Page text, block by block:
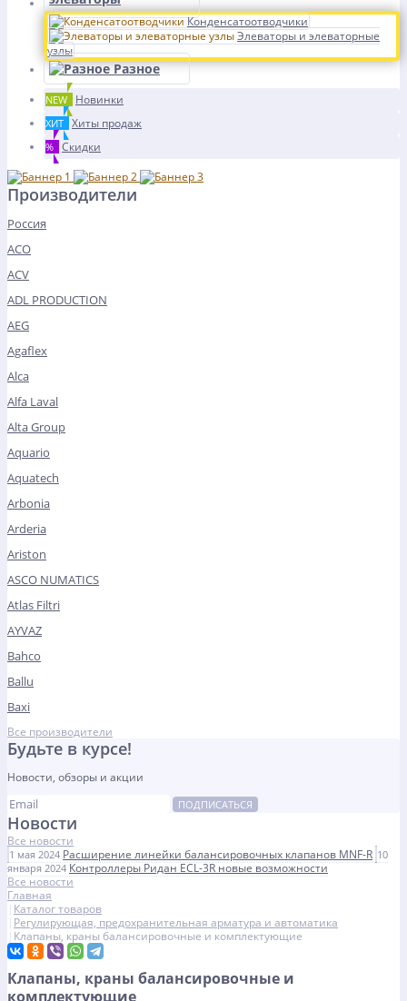
Конденсатоотводчики
Элеваторы и элеваторные
узлы
Разное
NEW Новинки
ХИТ Хиты продаж
% Скидки
Производители
Россия
ACO
ACV
ADL PRODUCTION
AEG
Agaflex
Alca
Alfa Laval
Alta Group
Aquario
Aquatech
Arbonia
Arderia
Ariston
ASCO NUMATICS
Atlas Filtri
AYVAZ
Bahco
Ballu
Baxi
Все производители
Будьте в курсе!
Новости, обзоры и акции
ПОДПИСАТЬСЯ
Новости
Все новости
1 мая 2024 Расширение линейки балансировочных клапанов MNF-R 10
января 2024 Контроллеры Ридан ECL-3R новые возможности
Все новости
Главная
Каталог товаров
Регулирующая, предохранительная арматура и автоматика
Клапаны, краны балансировочные и комплектующие
Клапаны, краны балансировочные и
комплектующие